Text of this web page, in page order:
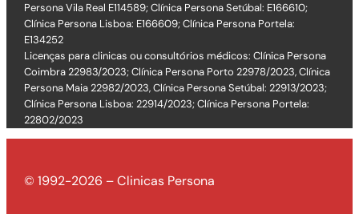
Persona Vila Real E114589; Clínica Persona Setúbal: E166610;
Clínica Persona Lisboa: E166609; Clínica Persona Portela:
E134252
Licenças para clinicas ou consultórios médicos: Clínica Persona
Coimbra 22983/2023; Clínica Persona Porto 22978/2023, Clínica
Persona Maia 22982/2023, Clínica Persona Setúbal: 22913/2023;
Clínica Persona Lisboa: 22914/2023; Clínica Persona Portela:
22802/2023
© 1992-2026 – Clinicas Persona